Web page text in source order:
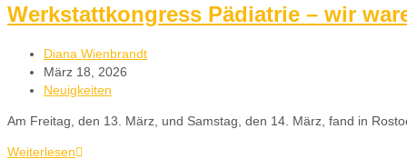
Werkstattkongress Pädiatrie – wir
Diana Wienbrandt
März 18, 2026
Neuigkeiten
Am Freitag, den 13. März, und Samstag, den 14. März, fand in
Weiterlesen